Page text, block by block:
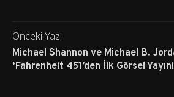
Önceki Yazı
Michael Shannon ve Michael B.
‘Fahrenheit 451’den İlk Görsel